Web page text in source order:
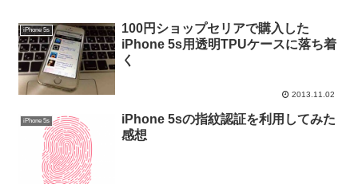
iPhone 5s
100円ショップセリアで購入した
iPhone 5s用透明TPUケースに落ち着
く
2013.11.02
iPhone 5s
iPhone 5sの指紋認証を利用してみた
感想